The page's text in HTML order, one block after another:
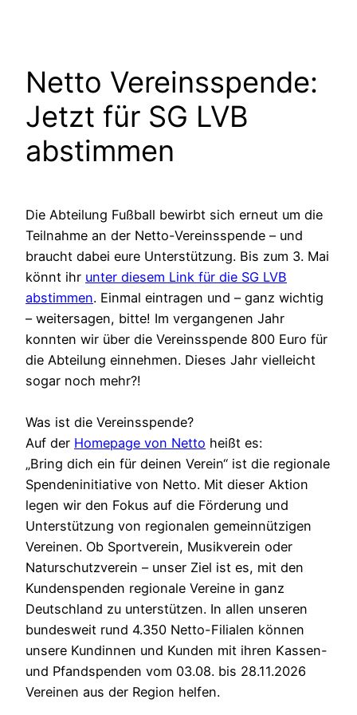
Netto Vereinsspende:
Jetzt für SG LVB
abstimmen
Die Abteilung Fußball bewirbt sich erneut um die
Teilnahme an der Netto-Vereinsspende – und
braucht dabei eure Unterstützung. Bis zum 3. Mai
könnt ihr unter diesem Link für die SG LVB
abstimmen. Einmal eintragen und – ganz wichtig
– weitersagen, bitte! Im vergangenen Jahr
konnten wir über die Vereinsspende 800 Euro für
die Abteilung einnehmen. Dieses Jahr vielleicht
sogar noch mehr?!
Was ist die Vereinsspende?
Auf der Homepage von Netto heißt es:
„Bring dich ein für deinen Verein“ ist die regionale
Spendeninitiative von Netto. Mit dieser Aktion
legen wir den Fokus auf die Förderung und
Unterstützung von regionalen gemeinnützigen
Vereinen. Ob Sportverein, Musikverein oder
Naturschutzverein – unser Ziel ist es, mit den
Kundenspenden regionale Vereine in ganz
Deutschland zu unterstützen. In allen unseren
bundesweit rund 4.350 Netto-Filialen können
unsere Kundinnen und Kunden mit ihren Kassen-
und Pfandspenden vom 03.08. bis 28.11.2026
Vereinen aus der Region helfen.